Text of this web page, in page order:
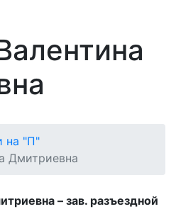
на "П"
Дмитриевна
– зав. разъездной